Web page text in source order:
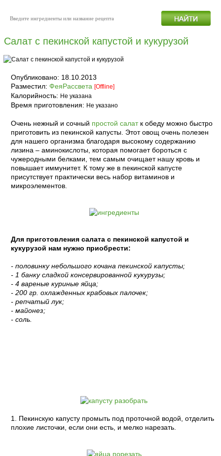
Салат с пекинской капустой и кукурузой
Опубликовано: 18.10.2013
Разместил: ФеяРассвета [Offline]
Калорийность: Не указана
Время приготовления: Не указано
Очень нежный и сочный простой салатк обеду можно быстро
приготовить из пекинской капусты. Этот овощ очень полезен
для нашего организма благодаря высокому содержанию
лизина – аминокислоты, которая помогает бороться с
чужеродными белками, тем самым очищает нашу кровь и
повышает иммунитет. К тому же в пекинской капусте
присутствует практически весь набор витаминов и
микроэлементов.
Для приготовления салата с пекинской капустой и
кукурузой нам нужно приобрести:
- половинку небольшого кочана пекинской капусты;
- 1 банку сладкой консервированной кукурузы;
- 4 вареные куриные яйца;
- 200 гр. охлажденных крабовых палочек;
- репчатый лук;
- майонез;
- соль.
1. Пекинскую капусту промыть под проточной водой, отделить
плохие листочки, если они есть, и мелко нарезать.